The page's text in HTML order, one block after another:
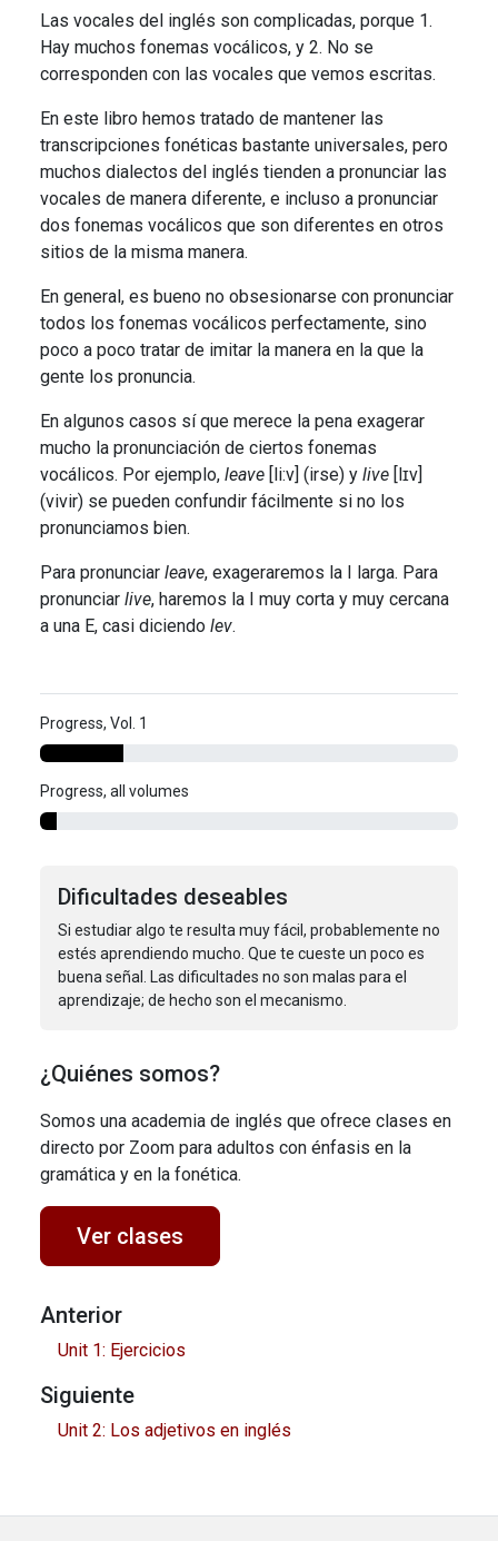
Las vocales del inglés son complicadas, porque 1.
Hay muchos fonemas vocálicos, y 2. No se
corresponden con las vocales que vemos escritas.
En este libro hemos tratado de mantener las
transcripciones fonéticas bastante universales, pero
muchos dialectos del inglés tienden a pronunciar las
vocales de manera diferente, e incluso a pronunciar
dos fonemas vocálicos que son diferentes en otros
sitios de la misma manera.
En general, es bueno no obsesionarse con pronunciar
todos los fonemas vocálicos perfectamente, sino
poco a poco tratar de imitar la manera en la que la
gente los pronuncia.
En algunos casos sí que merece la pena exagerar
mucho la pronunciación de ciertos fonemas
vocálicos. Por ejemplo, leave [li:v] (irse) y live [lɪv]
(vivir) se pueden confundir fácilmente si no los
pronunciamos bien.
Para pronunciar leave, exageraremos la I larga. Para
pronunciar live, haremos la I muy corta y muy cercana
a una E, casi diciendo lev.
Progress, Vol. 1
Progress, all volumes
Dificultades deseables
Si estudiar algo te resulta muy fácil, probablemente no
estés aprendiendo mucho. Que te cueste un poco es
buena señal. Las dificultades no son malas para el
aprendizaje; de hecho son el mecanismo.
¿Quiénes somos?
Somos una academia de inglés que ofrece clases en
directo por Zoom para adultos con énfasis en la
gramática y en la fonética.
Ver clases
Anterior
Unit 1: Ejercicios
Siguiente
Unit 2: Los adjetivos en inglés